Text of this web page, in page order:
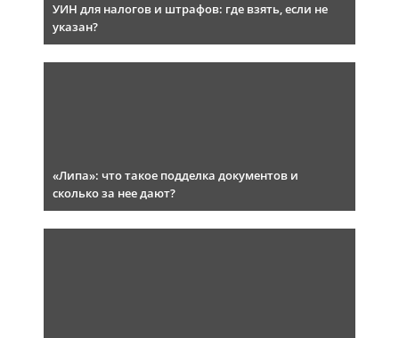
УИН для налогов и штрафов: где взять, если не
указан?
«Липа»: что такое подделка документов и
сколько за нее дают?